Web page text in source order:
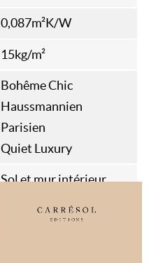
0,087m²K/W
15kg/m²
Bohême Chic
Haussmannien
Parisien
Quiet Luxury
Sol et mur intérieur
Classe 33